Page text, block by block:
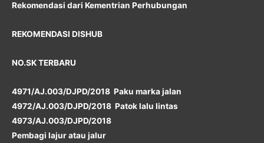
Rekomendasi dari Kementrian Perhubungan
REKOMENDASI DISHUB
NO.SK TERBARU
4971/AJ.003/DJPD/2018 Paku marka jalan
4972/AJ.003/DJPD/2018 Patok lalu lintas
4973/AJ.003/DJPD/2018
Pembagi lajur atau jalur